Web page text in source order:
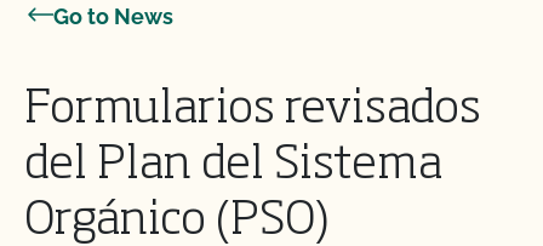
Go to News
Formularios revisados
del Plan del Sistema
Orgánico (PSO)